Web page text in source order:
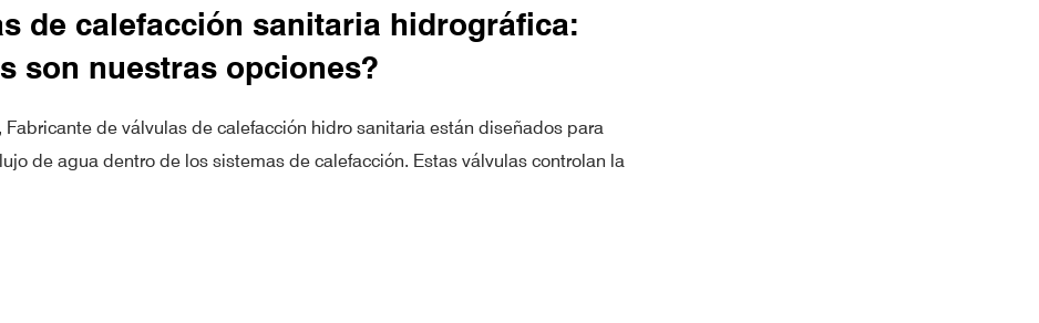
de calefacción sanitaria hidrográfica:
son nuestras opciones?
Fabricante de válvulas de calefacción hidro sanitaria están diseñados para
de agua dentro de los sistemas de calefacción. Estas válvulas controlan la